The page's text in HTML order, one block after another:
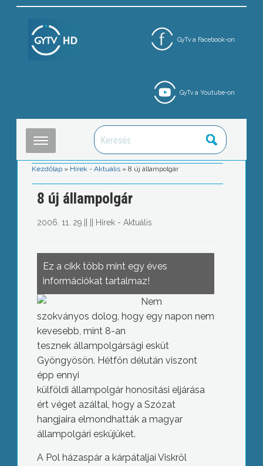
GyTv a Facebook-on
GyTv a Youtube-on
Kezdőlap » Hírek - Aktuális »8 új állampolgár
8 új állampolgár
2006. 11. 29. Hírek - Aktuális
Ez a cikk több mint egy éves
információkat tartalmaz!
Nem
szokványos dolog, hogy egy napon nem
kevesebb, mint 8-an
tesznek állampolgársági esküt
Gyöngyösön. Hétfőn délután viszont
épp ennyi
külföldi állampolgár honosítási eljárása
ért véget azáltal, hogy a Szózat
hangjaira elmondhatták a magyar
állampolgári esküjüket.
A Pol házaspár a kárpátaljai Viskről